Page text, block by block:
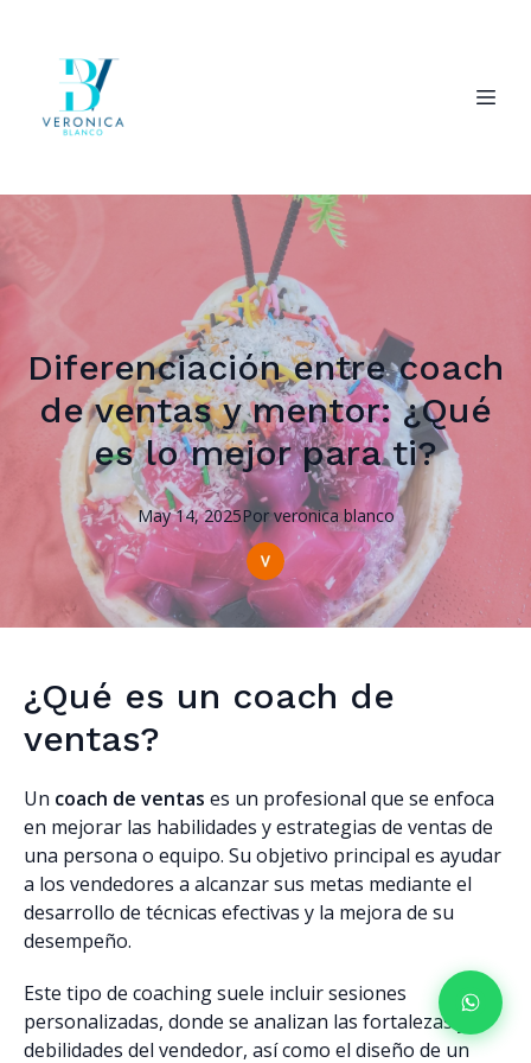
Diferenciación entre coach
de ventas y mentor: ¿Qué
es lo mejor para ti?
May 14, 2025Por veronica blanco
¿Qué es un coach de
ventas?
Un coach de ventas es un profesional que se enfoca
en mejorar las habilidades y estrategias de ventas de
una persona o equipo. Su objetivo principal es ayudar
a los vendedores a alcanzar sus metas mediante el
desarrollo de técnicas efectivas y la mejora de su
desempeño.
Este tipo de coaching suele incluir sesiones
personalizadas, donde se analizan las fortalezas y
debilidades del vendedor, así como el diseño de un